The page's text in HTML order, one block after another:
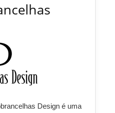
Design é uma